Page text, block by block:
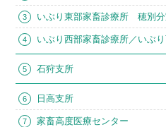
いぶり東部家畜診療所 穂別分
いぶり西部家畜診療所／いぶ
石狩支所
日高支所
家畜高度医療センター